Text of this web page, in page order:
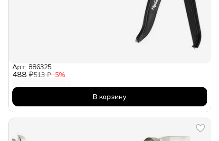
488 ₽513 ₽−5%
Арт: 886325
В корзину